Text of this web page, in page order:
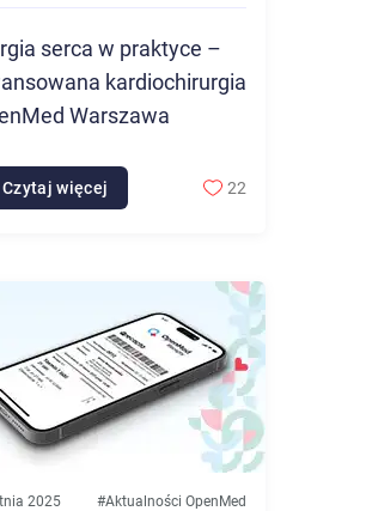
serca w praktyce –
kardiochirurgia
Warszawa
Czytaj więcej 22
2025 #Aktualności OpenMed